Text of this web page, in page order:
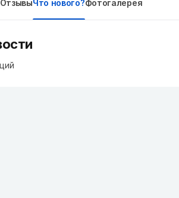
ОтзывыЧто нового?Фотогалерея